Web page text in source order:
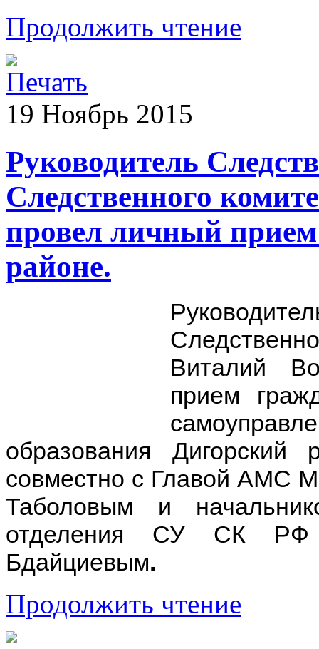
Продолжить чтение
19 Ноябрь 2015
Руководитель
Следственного
провел личный
районе.
Виталий
прием
образования Дигорский
совместно с Главой АМС
Таболовым и
отделения СУ СК
Бдайциевым.
Продолжить чтение